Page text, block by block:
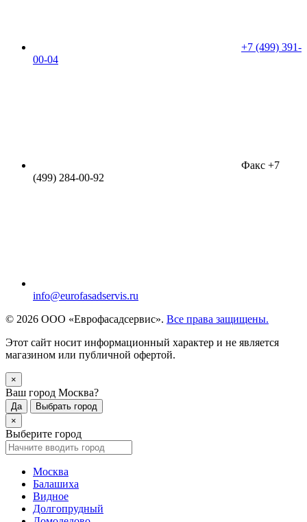
+7 (499) 391-
00-04
Факс +7
(499) 284-00-92
info@eurofasadservis.ru
© 2026 ООО «Еврофасадсервис». Все права защищены.
Этот сайт носит информационный характер и не является
магазином или публичной офертой.
×
Ваш город Москва?
Да
Выбрать город
×
Выберите город
Москва
Балашиха
Видное
Долгопрудный